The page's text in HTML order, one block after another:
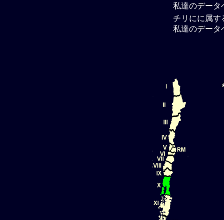
私達のデータ
チリにに属す
私達のデータ